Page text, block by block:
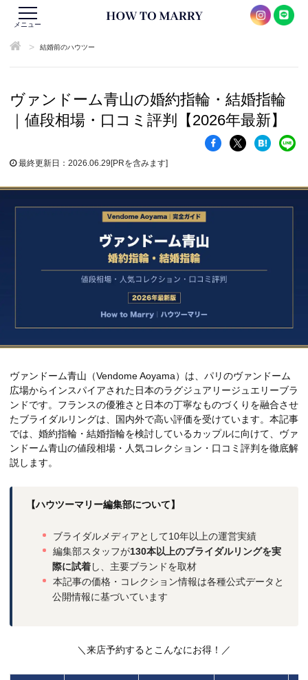
メニュー
> 結婚前のハウツー
ヴァンドーム青山の婚約指輪・結婚指輪
｜値段相場・口コミ評判【2026年最新】
最終更新日：2026.06.29[PRを含みます]
ヴァンドーム青山（Vendome Aoyama）は、パリのヴァンドーム
広場からインスパイアされた日本のラグジュアリージュエリーブラ
ンドです。フランスの優雅さと日本の丁寧なものづくりを融合させ
たブライダルリングは、国内外で高い評価を受けています。本記事
では、婚約指輪・結婚指輪を検討しているカップルに向けて、ヴァ
ンドーム青山の値段相場・人気コレクション・口コミ評判を徹底解
説します。
【ハウツーマリー編集部について】
ブライダルメディアとして10年以上の運営実績
編集部スタッフが130本以上のブライダルリングを実
際に試着し、主要ブランドを取材
本記事の価格・コレクション情報は各種公式データと
公開情報に基づいています
＼来店予約するとこんなにお得！／